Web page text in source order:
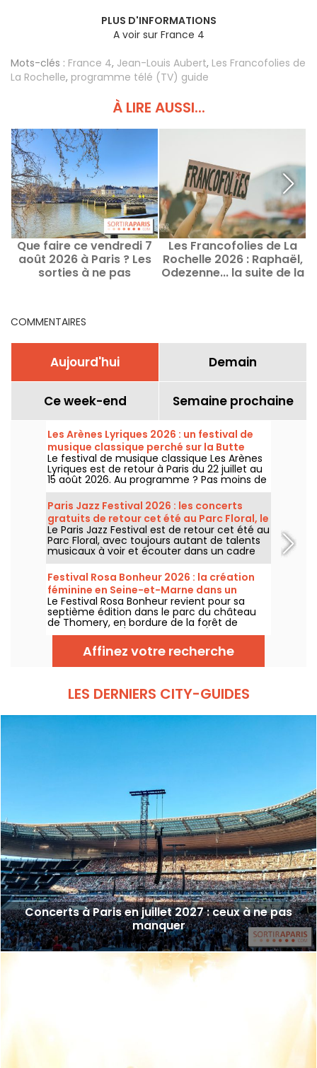
PLUS D'INFORMATIONS
A voir sur France 4
Mots-clés : France 4, Jean-Louis Aubert, Les Francofolies de
La Rochelle, programme télé (TV) guide
À LIRE AUSSI...
Que faire ce vendredi 7
août 2026 à Paris ? Les
sorties à ne pas
Les Francofolies de La
Rochelle 2026 : Raphaël,
Odezenne... la suite de la
COMMENTAIRES
Aujourd'hui Demain
Ce week-end Semaine prochaine
Les Arènes Lyriques 2026 : un festival de
musique classique perché sur la Butte
Montmartre
Le festival de musique classique Les Arènes
Lyriques est de retour à Paris du 22 juillet au
15 août 2026. Au programme ? Pas moins de
16 concerts donnés au sein des Arènes de
Montmartre, un cadre idyllique pour écouter
les grands classiques.
Paris Jazz Festival 2026 : les concerts
gratuits de retour cet été au Parc Floral, le
programme
Le Paris Jazz Festival est de retour cet été au
Parc Floral, avec toujours autant de talents
musicaux à voir et écouter dans un cadre
bucolique. Voici le programme des concerts
gratuits à découvrir du 24 juin au 6
septembre 2026 !
Festival Rosa Bonheur 2026 : la création
féminine en Seine-et-Marne dans un
château
Le Festival Rosa Bonheur revient pour sa
septième édition dans le parc du château
de Thomery, en bordure de la forêt de
Fontainebleau (Seine-et-Marne), du 4 juillet
au 29 août 2026, avec une programmation
entièrement dédiée à la création féminine
et au matrimoine.
Affinez votre recherche
LES DERNIERS CITY-GUIDES
Concerts à Paris en juillet 2027 : ceux à ne pas
manquer